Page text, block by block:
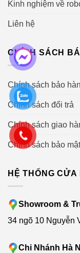
Kinh nghiệm về
Liên hệ
CHÍNH SÁCH
Chính sách bảo
Chính sách đổi trả
Chính sách giao
Chính sách bảo mật
HỆ THỐNG CỬA
Showroom &
34 ngõ 10 Nguyễn
Chi Nhánh Hà